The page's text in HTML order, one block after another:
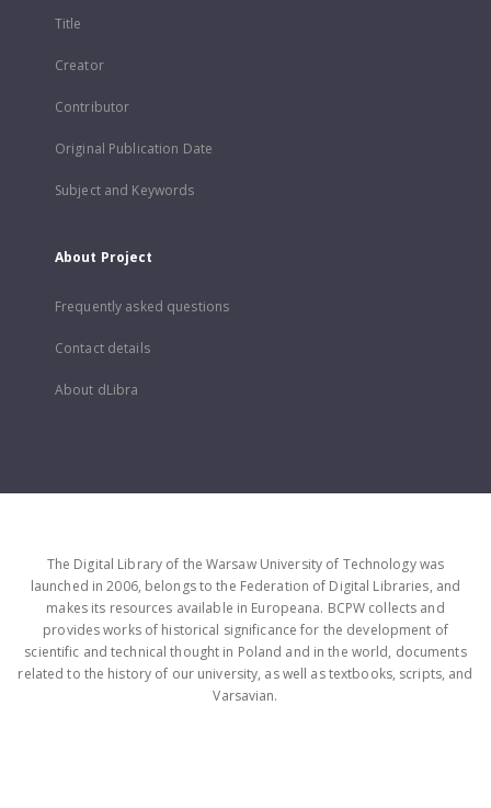
Title
Creator
Contributor
Original Publication Date
Subject and Keywords
About Project
Frequently asked questions
Contact details
About dLibra
The Digital Library of the Warsaw University of Technology was
launched in 2006, belongs to the Federation of Digital Libraries, and
makes its resources available in Europeana. BCPW collects and
provides works of historical significance for the development of
scientific and technical thought in Poland and in the world, documents
related to the history of our university, as well as textbooks, scripts, and
Varsavian.